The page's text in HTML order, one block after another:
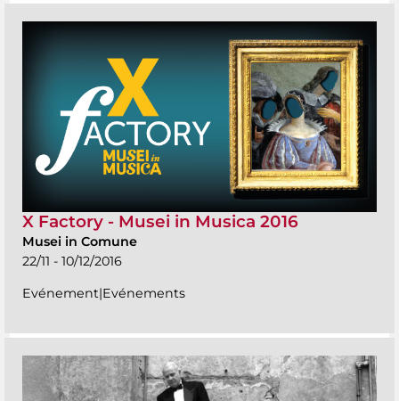
X Factory - Musei in Musica 2016
Musei in Comune
22/11 - 10/12/2016
Evénement|Evénements